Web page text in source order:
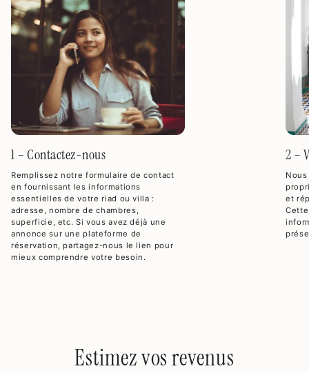
1 – Contactez-nous
Remplissez notre formulaire de contact
en fournissant les informations
essentielles de votre riad ou villa :
adresse, nombre de chambres,
superficie, etc. Si vous avez déjà une
annonce sur une plateforme de
réservation, partagez-nous le lien pour
mieux comprendre votre besoin.
2 –
et
Estimez vos revenus